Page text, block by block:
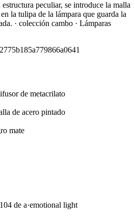
peculiar, se introduce la malla
la tulipa de la lámpara que guarda la
· colección cambo · Lámparas
de metacrilato
de acero pintado
mate
de a·emotional light